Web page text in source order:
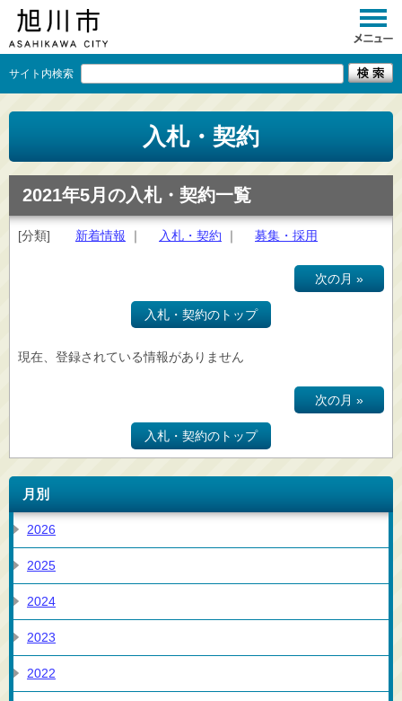
サイト内検索
くらし
イベント
観光
事業者向け
×閉じる
入札・契約
2021年5月の入札・契約一覧
[分類] 新着情報 ｜ 入札・契約 ｜ 募集・採用
入札・契約のトップ
次の月 »
現在、登録されている情報がありません
入札・契約のトップ
次の月 »
月別
2026
2025
2024
2023
2022